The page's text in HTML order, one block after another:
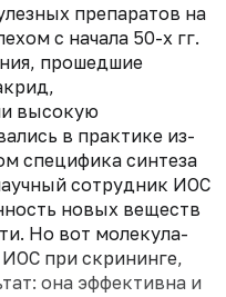
препаратов на
с начала 50-х гг.
прошедшие
высокую
в практике из-
специфика синтеза
сотрудник ИОС
новых веществ
Но вот молекула-
при скрининге,
она эффективна и